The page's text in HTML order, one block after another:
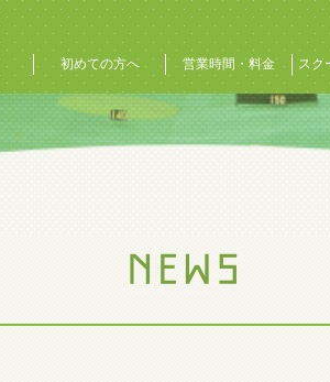
初めての方へ 営業時間・料金 スク